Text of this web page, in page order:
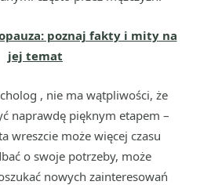
poznaj fakty i mity na
jej temat
, nie ma wątpliwości, że
naprawdę pięknym etapem –
wreszcie może więcej czasu
o swoje potrzeby, może
nowych zainteresowań